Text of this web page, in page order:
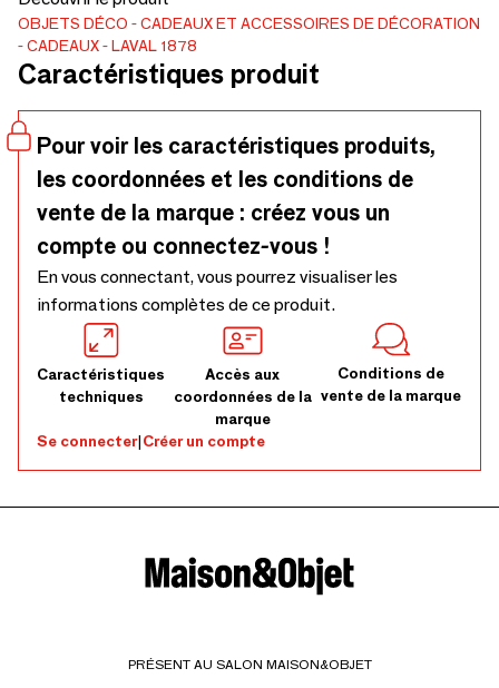
OBJETS DÉCO
CADEAUX ET ACCESSOIRES DE DÉCORATION
CADEAUX
LAVAL 1878
Caractéristiques produit
Pour voir les caractéristiques produits,
les coordonnées et les conditions de
vente de la marque : créez vous un
compte ou connectez-vous !
En vous connectant, vous pourrez visualiser les
informations complètes de ce produit.
Caractéristiques
techniques
Accès aux
coordonnées de la
marque
Conditions de
vente de la marque
Se connecter|Créer un compte
PRÉSENT AU SALON MAISON&OBJET